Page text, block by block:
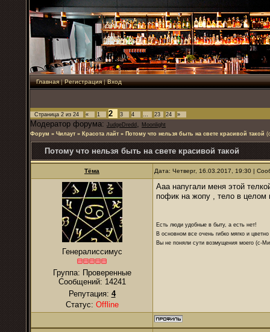
Главная|Регистрация|Вход
Страница 2 из 24 « 1 2 3 4 … 23 24 »
Модератор форума: JudgeDredd , Moonlight
Форум » Чилаут » Красота лайт » Потому что нельзя быть на свете красивой такой
Потому что нельзя быть на свете красивой такой
Тёма Дата: Четверг, 16.03.2017, 19:30 |
Генералиссимус
Группа: Проверенные
Сообщений: 14241
Репутация: 4
Статус: Offline
Ааа напугали меня этой
пофик на жопу , тело в целом
Есть люди удобные в быту, а есть нет!
В основном все очень гибко мягко и цветно
Вы не поняли сути возмущения моего (с-